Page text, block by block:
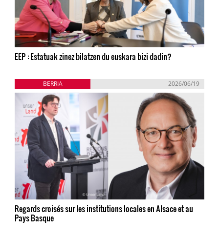
EEP : Estatuak zinez bilatzen du euskara bizi dadin?
BERRIA 2026/06/19
Regards croisés sur les institutions locales en Alsace et au
Pays Basque